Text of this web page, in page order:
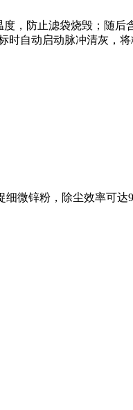
，防止滤袋烧毁；随后
时自动启动脉冲清灰，
微锌粉，除尘效率可达